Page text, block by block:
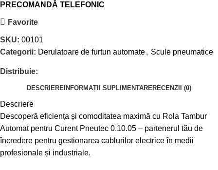
PRECOMANDĂ TELEFONIC
Favorite
SKU: 00101
Categorii: Derulatoare de furtun automate, Scule pneumatice
Distribuie:
DESCRIERE INFORMAȚII SUPLIMENTARE RECENZII (0)
Descriere
Descoperă eficiența și comoditatea maximă cu Rola Tambur
Automat pentru Curent Pneutec 0.10.05 – partenerul tău de
încredere pentru gestionarea cablurilor electrice în medii
profesionale și industriale.